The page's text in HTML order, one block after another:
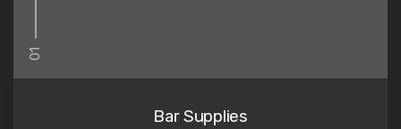
01
Bar Supplies